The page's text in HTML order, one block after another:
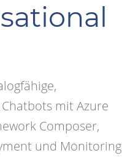
mit Azure
Composer,
und Monitoring